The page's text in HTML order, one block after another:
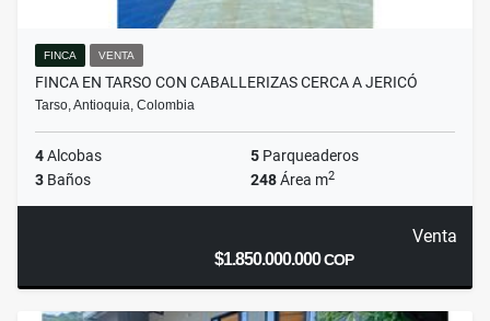
FINCA VENTA
FINCA EN TARSO CON CABALLERIZAS CERCA A JERICÓ
Tarso, Antioquia, Colombia
4Alcobas 5 Parqueaderos
3 Baños 248Área m2
Venta
$1.850.000.000COP